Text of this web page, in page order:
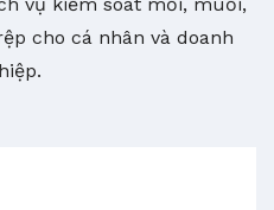
cho cá nhân và doanh